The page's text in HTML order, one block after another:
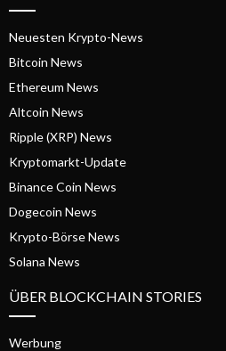
Neuesten Krypto-News
Bitcoin News
Ethereum News
Altcoin News
Ripple (XRP) News
Kryptomarkt-Update
Binance Coin News
Dogecoin News
Krypto-Börse News
Solana News
ÜBER BLOCKCHAIN STORIES
Werbung